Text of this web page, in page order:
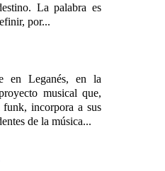
La palabra es
por...
en Leganés, en la
musical que,
incorpora a sus
de la música...